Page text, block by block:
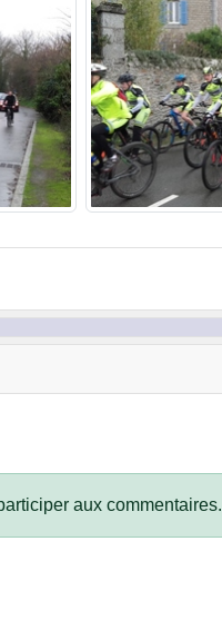
aux commentaires.